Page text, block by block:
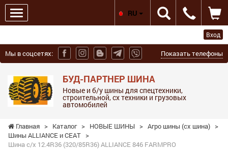
Вход
Мы в соцсетях: Показать телефоны
БУД-ПАРТНЕР ШИНА
Новые и б/у шины для спецтехники,
строительной, сх техники и грузовых
автомобилей
RU
Главная > Каталог > НОВЫЕ ШИНЫ > Агро шины (сх шина) >
Шины ALLIANCE и СЕАТ >
Шина с/х 12.4R36 (320/85R36) ALLIANCE 846 FARMPRO